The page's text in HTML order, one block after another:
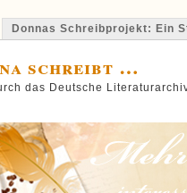
Donnas Schreibprojekt: Ein
schreibt …
das Deutsche